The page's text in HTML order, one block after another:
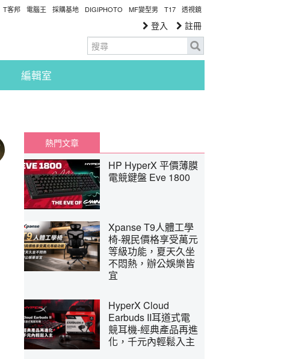
T客邦 電腦王 採購基地 DIGIPHOTO MF變型男 T17 透視鏡
登入 註冊
編輯室
熱門文章
HP HyperX 平價薄膜
電競鍵盤 Eve 1800
Xpanse T9人體工學
椅-親民價格享受萬元
等級功能，夏天久坐
不悶熱，辦公娛樂皆
宜
HyperX Cloud
Earbuds II耳道式電
競耳機-經典產品再進
化，千元內輕鬆入主